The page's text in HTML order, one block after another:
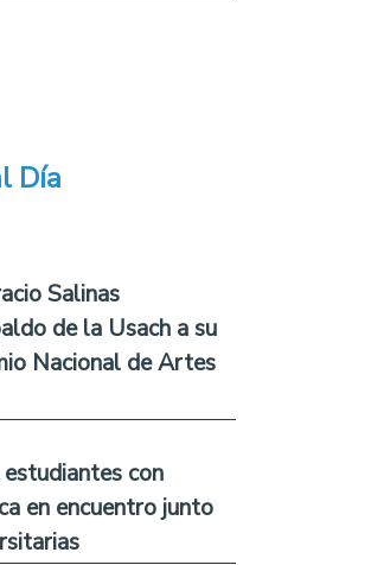
Día
Salinas
de la Usach a su
Nacional de Artes
con
en encuentro junto